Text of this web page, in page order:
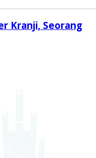
Kranji, Seorang